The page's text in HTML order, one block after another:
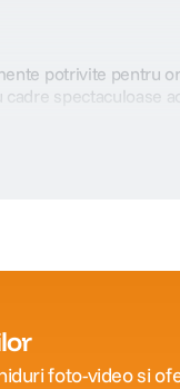
potrivite pentru
foto-video si